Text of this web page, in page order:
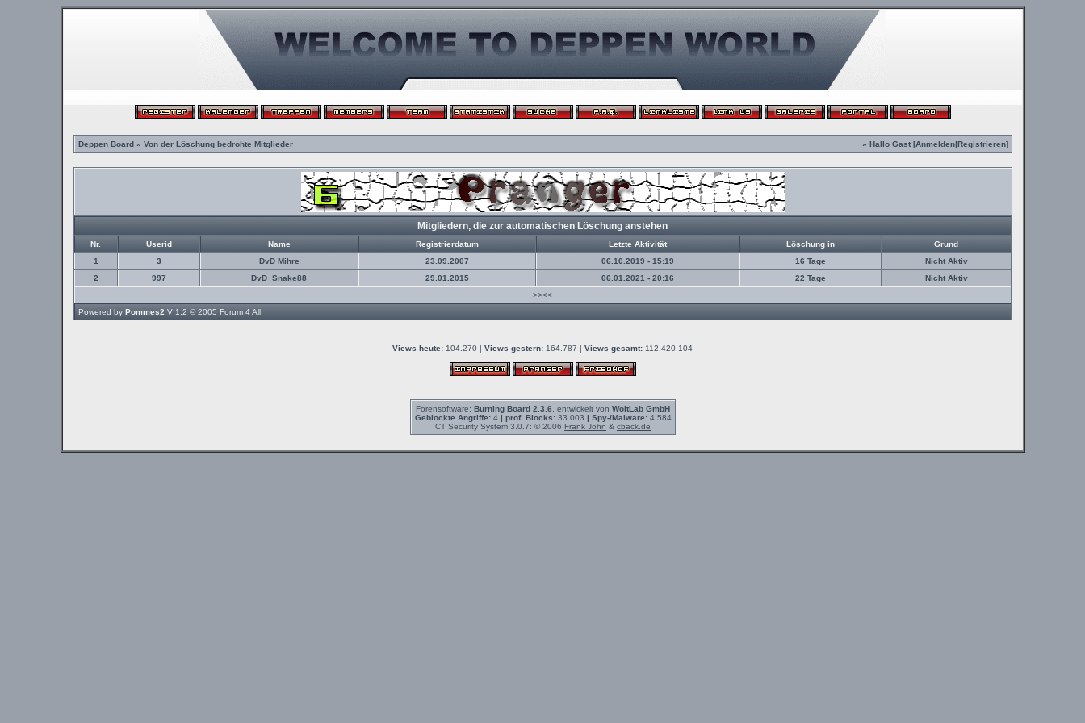
Deppen Board» Von der Löschung bedrohte Mitglieder » Hallo Gast [Anmelden|Registrieren]
Mitgliedern, die zur automatischen Löschung anstehen
Nr. Userid Name Registrierdatum Letzte Aktivität Löschung in
Grund
1
3 DvD Mihre 23.09.2007 06.10.2019 - 15:19 16 Tage
Nicht Aktiv
2
997 DvD_Snake88 29.01.2015 06.01.2021 - 20:16 22 Tage
Nicht Aktiv
>><<
Powered by Pommes2 V 1.2 © 2005 Forum 4 All
Views heute: 104.270 | Views gestern: 164.787 | Views gesamt: 112.420.104
Forensoftware: Burning Board 2.3.6 , entwickelt von WoltLab GmbH
Geblockte Angriffe:4 | prof. Blocks:33.003 | Spy-/Malware:4.584
CT Security System 3.0.7: © 2006 Frank John & cback.de